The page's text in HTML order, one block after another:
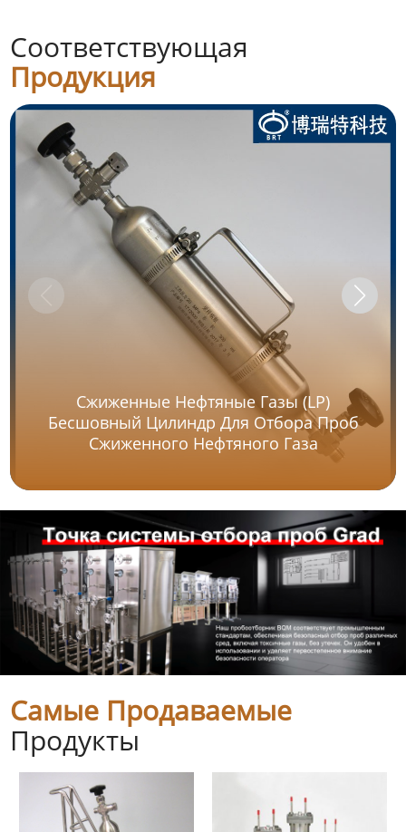
Соответствующая
Продукция
Сжиженные Нефтяные Газы (LP)
Бесшовный Цилиндр Для Отбора Проб
Сжиженного Нефтяного Газа
Самые Продаваемые
Продукты